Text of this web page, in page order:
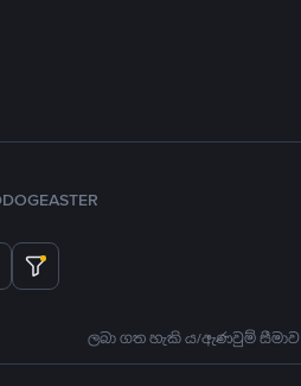
DOGEASTER
ලබා ගත හැකි ය/ඇණවුම් සීමාව